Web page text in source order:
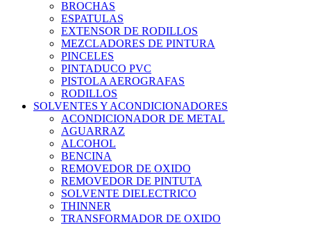
BROCHAS
ESPATULAS
EXTENSOR DE RODILLOS
MEZCLADORES DE PINTURA
PINCELES
PINTADUCO PVC
PISTOLA AEROGRAFAS
RODILLOS
SOLVENTES Y ACONDICIONADORES
ACONDICIONADOR DE METAL
AGUARRAZ
ALCOHOL
BENCINA
REMOVEDOR DE OXIDO
REMOVEDOR DE PINTUTA
SOLVENTE DIELECTRICO
THINNER
TRANSFORMADOR DE OXIDO